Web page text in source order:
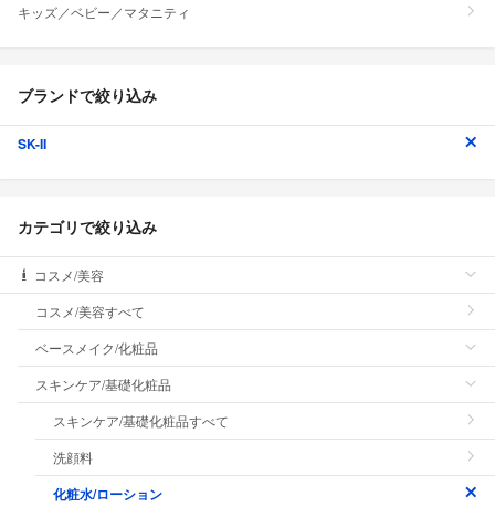
キッズ／ベビー／マタニティ
ブランドで絞り込み
SK-II
カテゴリで絞り込み
コスメ/美容
コスメ/美容すべて
ベースメイク/化粧品
スキンケア/基礎化粧品
スキンケア/基礎化粧品すべて
洗顔料
化粧水/ローション